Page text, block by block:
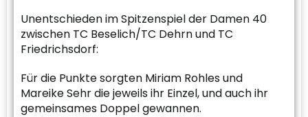
Unentschieden im Spitzenspiel der Damen 40
zwischen TC Beselich/TC Dehrn und TC
Friedrichsdorf:
Für die Punkte sorgten Miriam Rohles und
Mareike Sehr die jeweils ihr Einzel, und auch ihr
gemeinsames Doppel gewannen.